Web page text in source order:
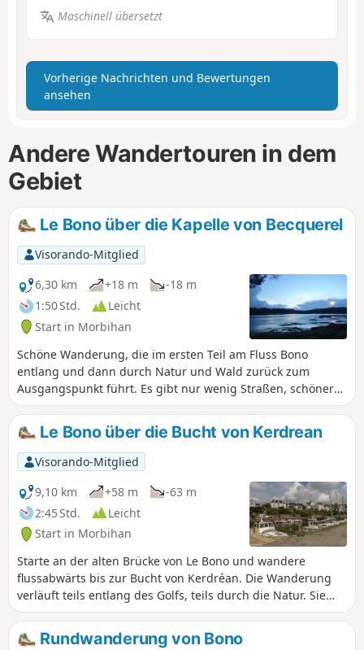
Maschinell übersetzt
Vorherige Nachrichten und Bewertungen
ansehen
Andere Wandertouren in dem
Gebiet
Le Bono über die Kapelle von Becquerel
Visorando-Mitglied
6,30 km
+18 m
-18 m
1:50 Std.
Leicht
Start in Morbihan
Schöne Wanderung, die im ersten Teil am Fluss Bono
entlang und dann durch Natur und Wald zurück zum
Ausgangspunkt führt. Es gibt nur wenig Straßen, schöner
Weg.
Le Bono über die Bucht von Kerdrean
Visorando-Mitglied
9,10 km
+58 m
-63 m
2:45 Std.
Leicht
Start in Morbihan
Starte an der alten Brücke von Le Bono und wandere
flussabwärts bis zur Bucht von Kerdréan. Die Wanderung
verläuft teils entlang des Golfs, teils durch die Natur. Sie
führt anfangs am Tumulus von Kernourz vorbei und auf
halber Strecke am Herrenhaus von Kerdréan entlang.
Rundwanderung von Bono